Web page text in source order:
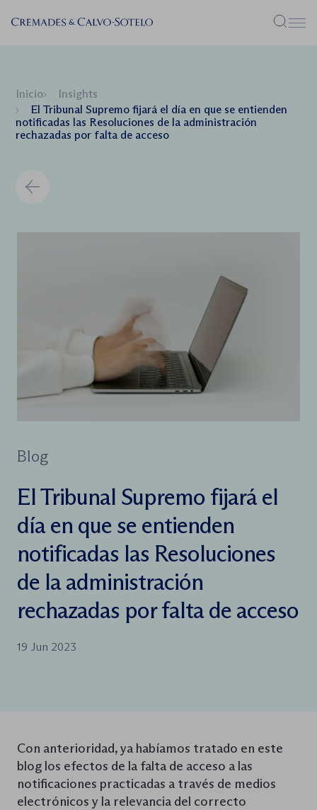
Menú
Inicio
Insights
El Tribunal Supremo fijará el día en que se entienden
notificadas las Resoluciones de la administración
rechazadas por falta de acceso
Blog
El Tribunal Supremo fijará el
día en que se entienden
notificadas las Resoluciones
de la administración
rechazadas por falta de acceso
19 Jun 2023
Con anterioridad, ya habíamos tratado en este
blog los efectos de la falta de acceso a las
notificaciones practicadas a través de medios
electrónicos y la relevancia del correcto